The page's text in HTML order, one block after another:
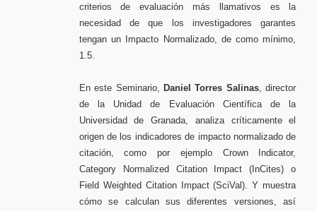
criterios de evaluación más llamativos es la
necesidad de que los investigadores garantes
tengan un Impacto Normalizado, de como mínimo,
1.5.
En este Seminario,Daniel Torres Salinas, director
de la Unidad de Evaluación Científica de la
Universidad de Granada, analiza críticamente el
origen de los indicadores de impacto normalizado de
citación, como por ejemplo Crown Indicator,
Category Normalized Citation Impact (InCites) o
Field Weighted Citation Impact (SciVal). Y muestra
cómo se calculan sus diferentes versiones, así